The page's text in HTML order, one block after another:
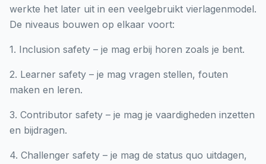
werkte het later uit in een veelgebruikt vierlagenmodel.
De niveaus bouwen op elkaar voort:
1. Inclusion safety – je mag erbij horen zoals je bent.
2. Learner safety – je mag vragen stellen, fouten
maken en leren.
3. Contributor safety – je mag je vaardigheden inzetten
en bijdragen.
4. Challenger safety – je mag de status quo uitdagen,